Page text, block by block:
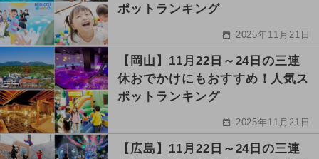
ポットランキング
2025年11月21日
【岡山】11月22日～24日の三連
休おでかけにもおすすめ！人気ス
ポットランキング
2025年11月21日
【広島】11月22日～24日の三連